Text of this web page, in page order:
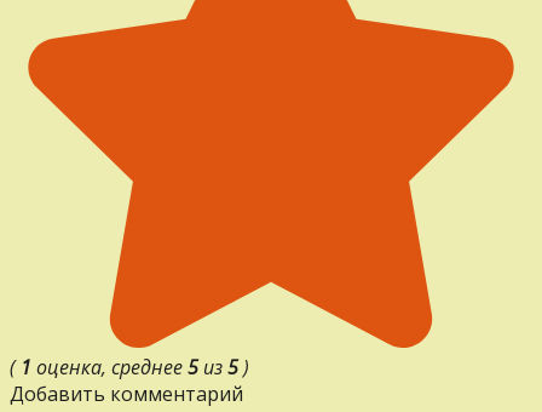
( 1 оценка, среднее5из5)
Добавить комментарий